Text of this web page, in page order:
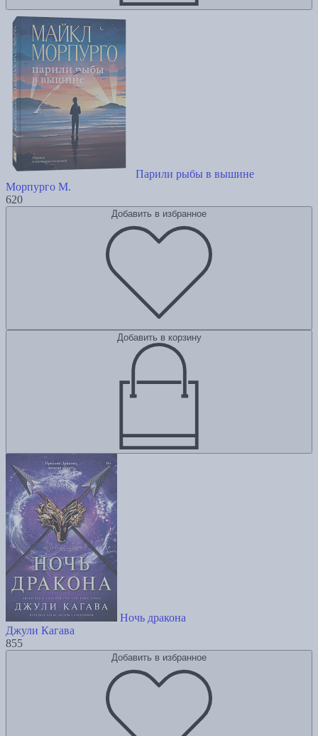
Парили рыбы в вышине
Морпурго М.
620
Добавить в избранное
Добавить в корзину
Ночь дракона
Джули Кагава
855
Добавить в избранное